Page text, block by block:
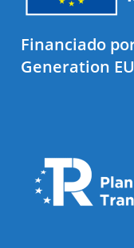
Financiado
Generation EU